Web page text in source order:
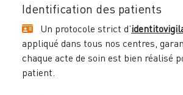
Identification des patients
Un protocole strict d’
appliqué dans tous nos centres,
chaque acte de soin est bien réalisé
patient.